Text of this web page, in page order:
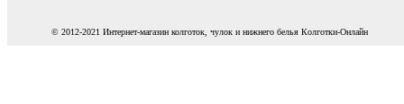
© 2012-2021 Интернет-магазин колготок, чулок и нижнего белья Колготки-Онлайн